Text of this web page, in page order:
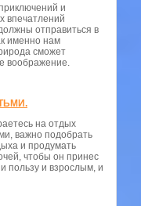
и
впечатлений
отправиться в
именно нам
сможет
воображение.
на отдых
важно подобрать
и продумать
чтобы он принес
пользу и взрослым, и